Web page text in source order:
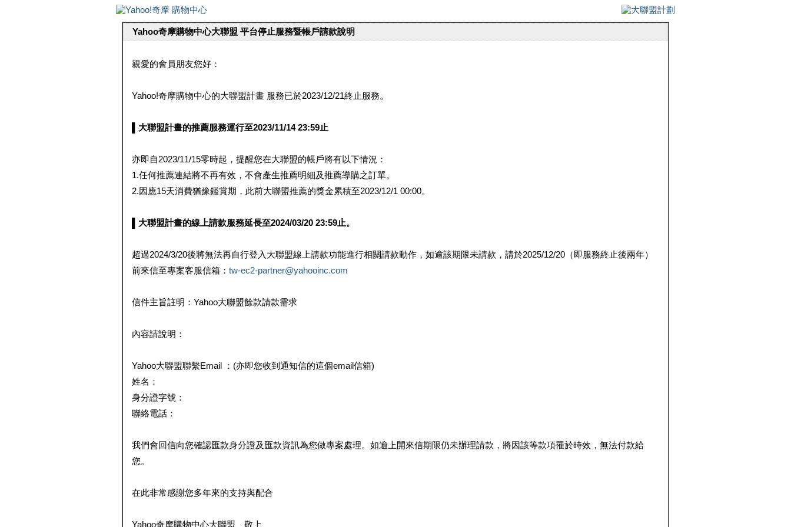
Yahoo奇摩購物中心大聯盟 平台停止服務暨帳戶請款說明
親愛的會員朋友您好：
Yahoo!奇摩購物中心的大聯盟計畫 服務已於2023/12/21終止服務。
▌大聯盟計畫的推薦服務運行至2023/11/14 23:59止
亦即自2023/11/15零時起，提醒您在大聯盟的帳戶將有以下情況：
1.任何推薦連結將不再有效，不會產生推薦明細及推薦導購之訂單。
2.因應15天消費猶豫鑑賞期，此前大聯盟推薦的獎金累積至2023/12/1 00:00。
▌大聯盟計畫的線上請款服務延長至2024/03/20 23:59止。
超過2024/3/20後將無法再自行登入大聯盟線上請款功能進行相關請款動作，如逾該期限未請款，請於2025/12/20（即服務終止後兩年）
前來信至專案客服信箱： tw-ec2-partner@yahooinc.com
信件主旨註明：Yahoo大聯盟餘款請款需求
內容請說明：
Yahoo大聯盟聯繫Email ：(亦即您收到通知信的這個email信箱)
姓名：
身分證字號：
聯絡電話：
我們會回信向您確認匯款身分證及匯款資訊為您做專案處理。如逾上開來信期限仍未辦理請款，將因該等款項罹於時效，無法付款給
您。
在此非常感謝您多年來的支持與配合
Yahoo奇摩購物中心大聯盟 敬上